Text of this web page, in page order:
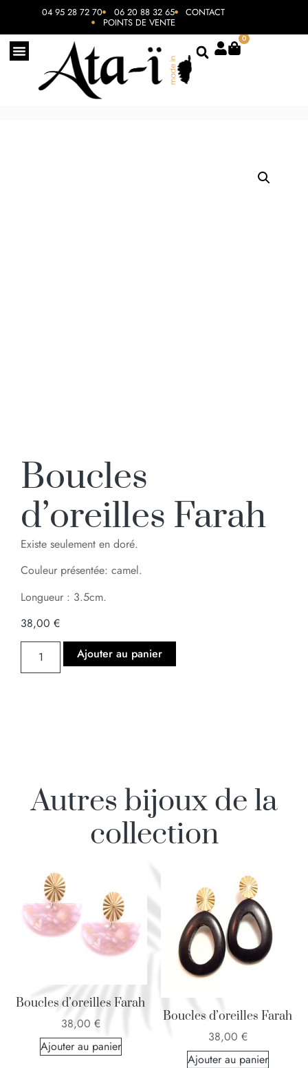
04 95 28 72 70 06 20 88 32 65 CONTACT
POINTS DE VENTE
0
Boucles
d’oreilles Farah
Existe seulement en doré.
Couleur présentée: camel.
Longueur : 3.5cm.
38,00 €
Ajouter au panier
Autres bijoux de la
collection
Boucles d’oreilles Farah
38,00 €
Ajouter au panier
Boucles d’oreilles Farah
38,00 €
Ajouter au panier